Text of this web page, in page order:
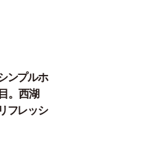
ンプルホ
。西湖
フレッシ